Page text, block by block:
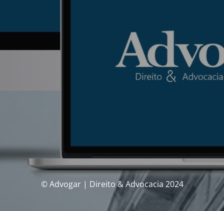
© Advogar | Direito & Advocacia 2024